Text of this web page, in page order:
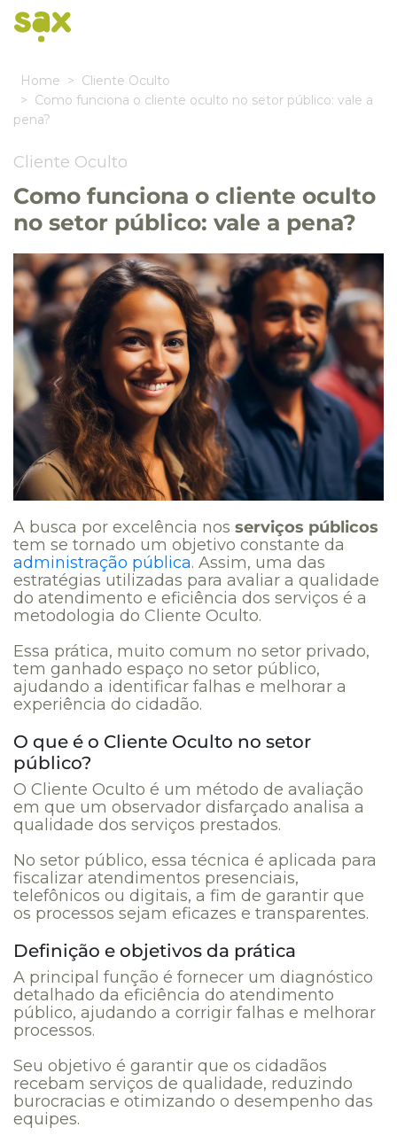
Home
Cliente Oculto
Como funciona o cliente oculto no setor público: vale a
pena?
Cliente Oculto
Como funciona o cliente oculto
no setor público: vale a pena?
A busca por excelência nos serviços públicos
tem se tornado um objetivo constante da
administração pública. Assim, uma das
estratégias utilizadas para avaliar a qualidade
do atendimento e eficiência dos serviços é a
metodologia do Cliente Oculto.
Essa prática, muito comum no setor privado,
tem ganhado espaço no setor público,
ajudando a identificar falhas e melhorar a
experiência do cidadão.
O que é o Cliente Oculto no setor
público?
O Cliente Oculto é um método de avaliação
em que um observador disfarçado analisa a
qualidade dos serviços prestados.
No setor público, essa técnica é aplicada para
fiscalizar atendimentos presenciais,
telefônicos ou digitais, a fim de garantir que
os processos sejam eficazes e transparentes.
Definição e objetivos da prática
A principal função é fornecer um diagnóstico
detalhado da eficiência do atendimento
público, ajudando a corrigir falhas e melhorar
processos.
Seu objetivo é garantir que os cidadãos
recebam serviços de qualidade, reduzindo
burocracias e otimizando o desempenho das
equipes.